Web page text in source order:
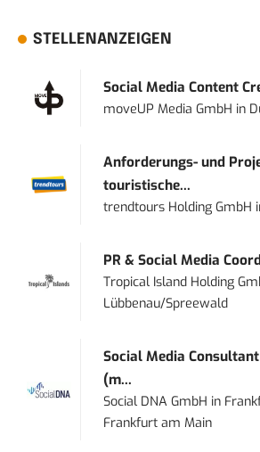
STELLENANZEIGEN
Social Media Content
moveUP Media GmbH in
Anforderungs- und
touristische...
trendtours Holding GmbH
PR & Social Media
Tropical Island Holding
Lübbenau/Spreewald
Social Media
(m...
Social DNA GmbH in
Frankfurt am Main